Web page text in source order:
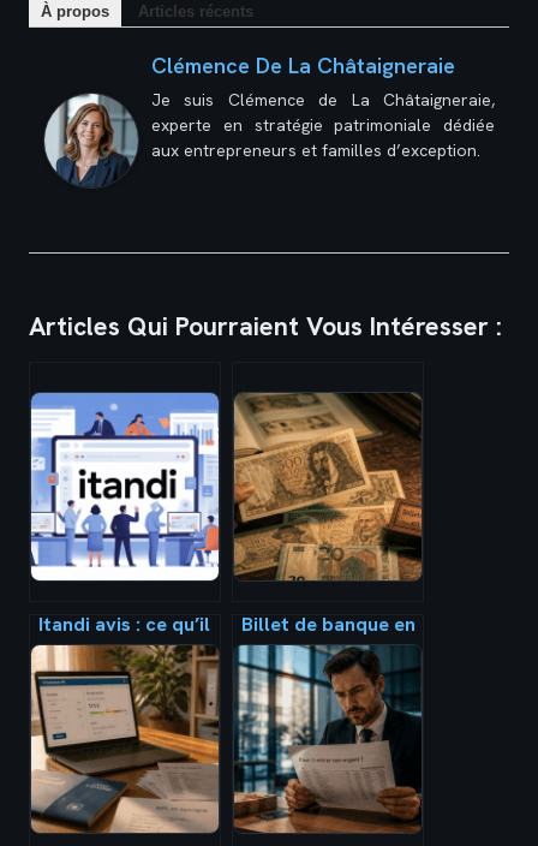
À propos Articles récents
Clémence De La Châtaigneraie
Je suis Clémence de La Châtaigneraie,
experte en stratégie patrimoniale dédiée
aux entrepreneurs et familles d’exception.
Articles Qui Pourraient Vous Intéresser :
Itandi avis : ce qu’il
faut vraiment
savoir avant de
vous lancer
Billet de banque en
France : comment
l’identifier,
l’échanger ou
estimer sa valeur ?